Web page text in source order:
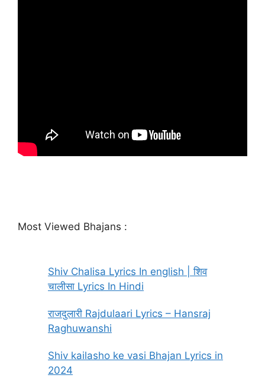
Most Viewed Bhajans :
Shiv Chalisa Lyrics In english | शिव
चालीसा Lyrics In Hindi
राजदुलारी Rajdulaari Lyrics – Hansraj
Raghuwanshi
Shiv kailasho ke vasi Bhajan Lyrics in
2024